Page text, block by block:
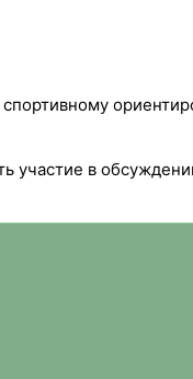
в